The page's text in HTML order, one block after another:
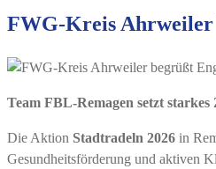
FWG-Kreis Ahrweiler
Team FBL-Remagen setzt
Die Aktion Stadtradeln 2026 in
Gesundheitsförderung und aktiven